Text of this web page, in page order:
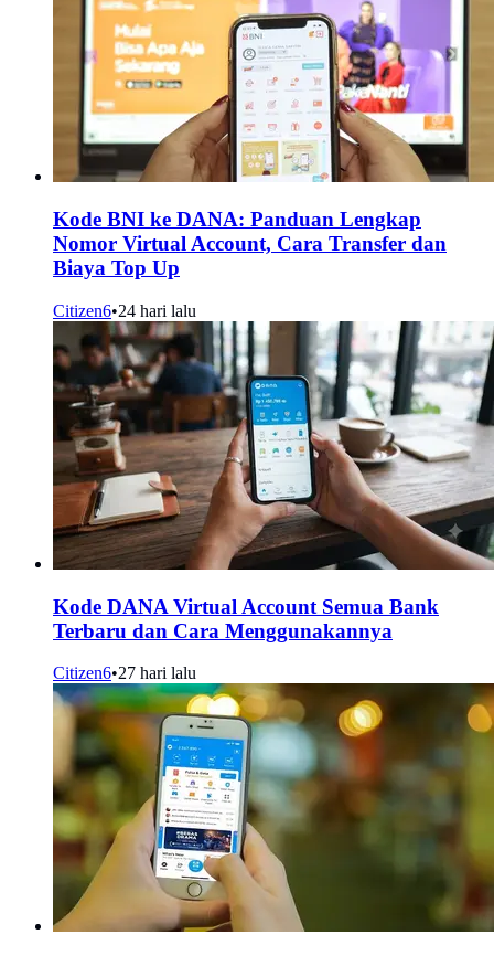
Kode BNI ke DANA: Panduan Lengkap
Nomor Virtual Account, Cara Transfer dan
Biaya Top Up
Citizen6•24 hari lalu
Kode DANA Virtual Account Semua Bank
Terbaru dan Cara Menggunakannya
Citizen6•27 hari lalu